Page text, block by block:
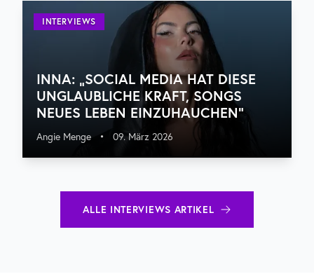
INTERVIEWS
INNA: „SOCIAL MEDIA HAT DIESE
UNGLAUBLICHE KRAFT, SONGS
NEUES LEBEN EINZUHAUCHEN“
Angie Menge • 09. März 2026
ALLE INTERVIEWS ARTIKEL